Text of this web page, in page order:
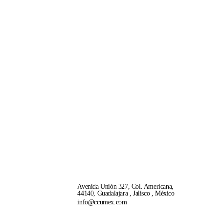
Avenida Unión 327, Col. Americana,
44140, Guadalajara , Jalisco , México
info@ccumex.com